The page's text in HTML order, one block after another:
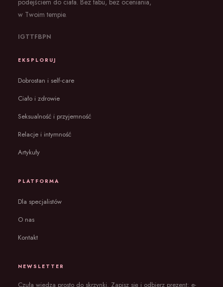
podejściem do ciała. Bez tabu, bez oceniania,
w Twoim tempie.
IGTTFBPN
EKSPLORUJ
Dobrostan i self-care
Ciało i zdrowie
Seksualność i przyjemność
Relacje i intymność
Artykuły
PLATFORMA
Dla specjalistów
O nas
Kontakt
NEWSLETTER
Czuła wiedza prosto do skrzynki. Zapisz się i odbierz prezent: e-